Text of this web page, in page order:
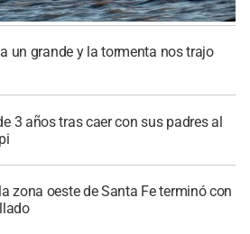
un grande y la tormenta nos trajo
3 años tras caer con sus padres al
zona oeste de Santa Fe terminó con